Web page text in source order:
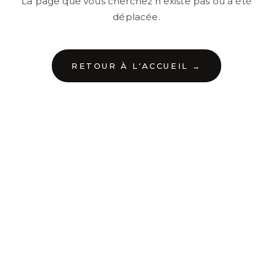
déplacée.
RETOUR À L'ACCUEIL →